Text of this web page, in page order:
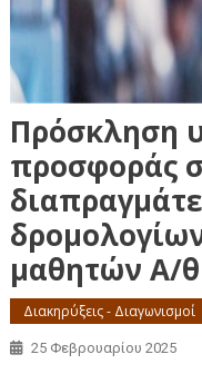
Πρόσκληση
προσφοράς
μαθητών Α/
Διακηρύξεις - Διαγωνισμοί
25 Φεβρουαρίου 2025